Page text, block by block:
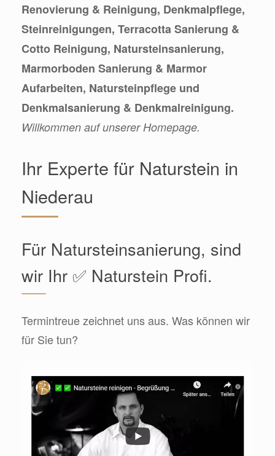
Renovierung & Reinigung, Denkmalpflege,
Steinreinigungen, Terracotta Sanierung &
Cotto Reinigung, Natursteinsanierung,
Marmorboden Sanierung & Marmor
Aufarbeiten, Natursteinpflege und
Denkmalsanierung & Denkmalreinigung.
Willkommen auf unserer Homepage.
Ihr Experte für Naturstein in
Niederau
Für Natursteinsanierung, sind
wir Ihr ✅ Naturstein Profi.
Termintreue zeichnet uns aus. Was können wir
für Sie tun?